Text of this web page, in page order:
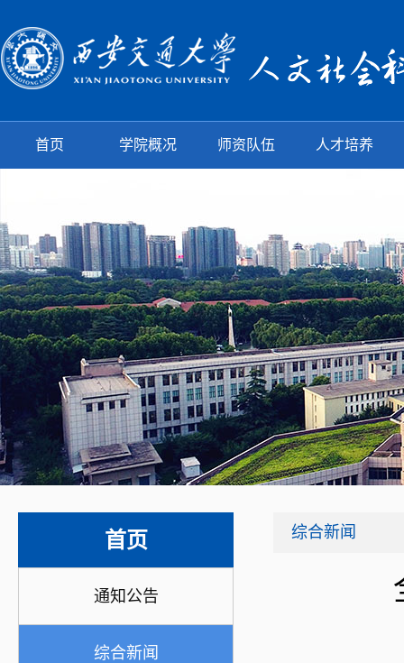
首页 学院概况 师资队伍 人才培养
首页
通知公告
综合新闻
综合新闻